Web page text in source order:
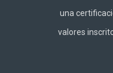
una
valores